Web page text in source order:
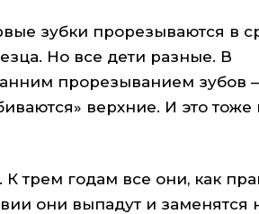
зубки прорезываются в
Но все дети разные. В
прорезыванием зубов
верхние. И это тоже
трем годам все они, как
они выпадут и заменятся